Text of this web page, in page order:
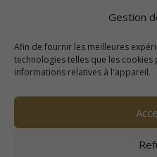
Gestion
Afin de fournir les meilleures
technologies telles que les
informations relatives à l'appareil.